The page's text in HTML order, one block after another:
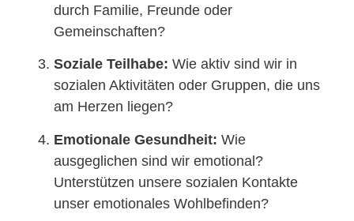
durch Familie, Freunde oder
Gemeinschaften?
Soziale Teilhabe: Wie aktiv sind wir in
sozialen Aktivitäten oder Gruppen, die uns
am Herzen liegen?
Emotionale Gesundheit: Wie
ausgeglichen sind wir emotional?
Unterstützen unsere sozialen Kontakte
unser emotionales Wohlbefinden?